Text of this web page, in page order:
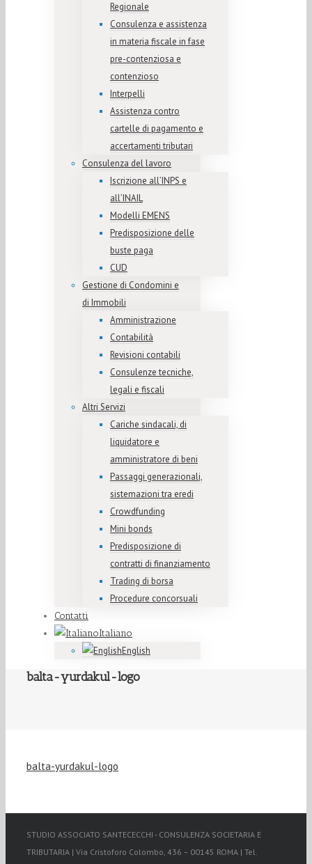
Regionale
Consulenza e assistenza
in materia fiscale in fase
pre-contenziosa e
contenzioso
Interpelli
Assistenza contro
cartelle di pagamento e
accertamenti tributari
Consulenza del lavoro
Iscrizione all’INPS e
all’INAIL
Modelli EMENS
Predisposizione delle
buste paga
CUD
Gestione di Condomini e
di Immobili
Amministrazione
Contabilità
Revisioni contabili
Consulenze tecniche,
legali e fiscali
Altri Servizi
Cariche sindacali, di
liquidatore e
amministratore di beni
Passaggi generazionali,
sistemazioni tra eredi
Crowdfunding
Mini bonds
Predisposizione di
contratti di finanziamento
Trading di borsa
Procedure concorsuali
Contatti
Italiano
English
balta-yurdakul-logo
balta-yurdakul-logo
STUDIO ASSOCIATO SANTECECCHI - CONSULENZA SOCIETARIA E
TRIBUTARIA | Via Cristoforo Colombo, 436 – 00145 ROMA | Tel.